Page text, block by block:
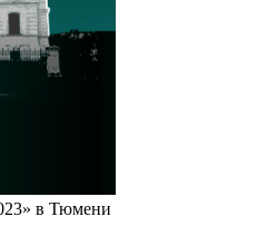
в Тюмени